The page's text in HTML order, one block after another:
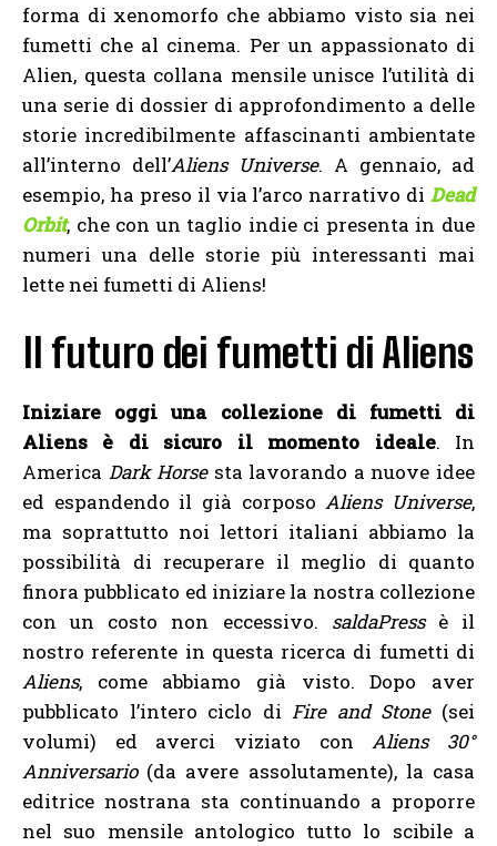
forma di xenomorfo che abbiamo visto sia nei
fumetti che al cinema. Per un appassionato di
Alien, questa collana mensile unisce l’utilità di
una serie di dossier di approfondimento a delle
storie incredibilmente affascinanti ambientate
all’interno dell’Aliens Universe. A gennaio, ad
esempio, ha preso il via l’arco narrativo di Dead
Orbit, che con un taglio indie ci presenta in due
numeri una delle storie più interessanti mai
lette nei fumetti di Aliens!
Il futuro dei fumetti di Aliens
Iniziare oggi una collezione di fumetti di
Aliens è di sicuro il momento ideale. In
America Dark Horsesta lavorando a nuove idee
ed espandendo il già corposoAliens Universe,
ma soprattutto noi lettori italiani abbiamo la
possibilità di recuperare il meglio di quanto
finora pubblicato ed iniziare la nostra collezione
con un costo non eccessivo. saldaPressè il
nostro referente in questa ricerca di fumetti di
Aliens, come abbiamo già visto. Dopo aver
pubblicato l’intero ciclo diFire and Stone(sei
volumi) ed averci viziato conAliens 30°
Anniversario(da avere assolutamente), la casa
editrice nostrana sta continuando a proporre
nel suo mensile antologico tutto lo scibile a